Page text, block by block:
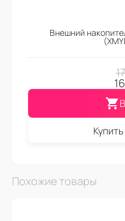
Внешний
Похожие товары